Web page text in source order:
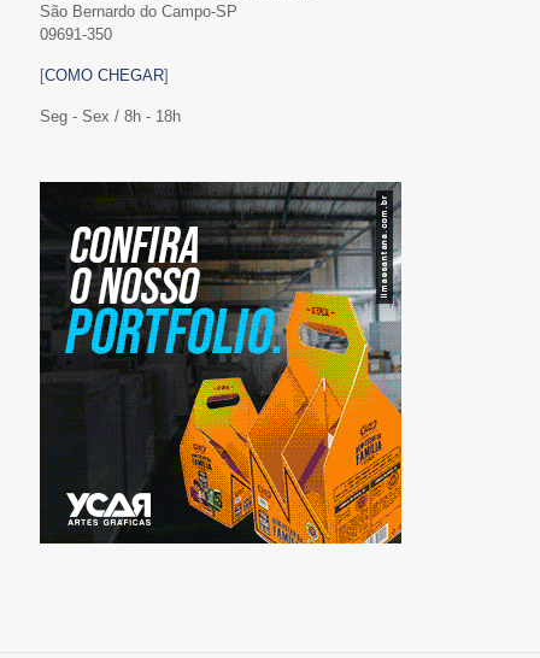
São Bernardo do Campo-SP
09691-350
[COMO CHEGAR]
Seg - Sex / 8h - 18h